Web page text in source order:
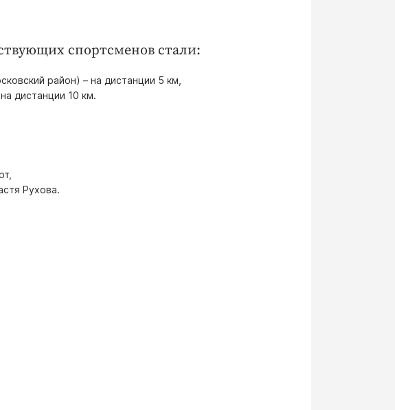
спортсменов стали:
район) – на дистанции 5 км,
дистанции 10 км.
Рухова.